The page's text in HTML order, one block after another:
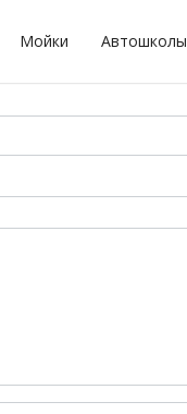
Мойки Автошколы